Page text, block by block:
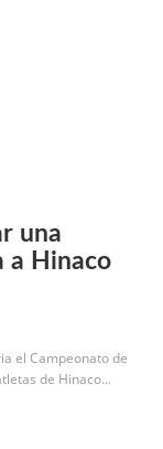
una
a Hinaco
el Campeonato de
de Hinaco...